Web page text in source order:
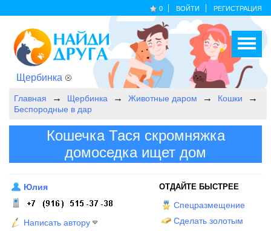
0 ВОЙТИ РЕГИСТРАЦИЯ
Щербинка
Главная Щербинка Животные даром
Кошки
Беспородные в дар
Кошечка Тася скромняжка
домоседка ищет дом
Юлия
Написать автору
ОТДАЙТЕ БЫСТРЕЕ
Спецразмещение
Сделать золотым